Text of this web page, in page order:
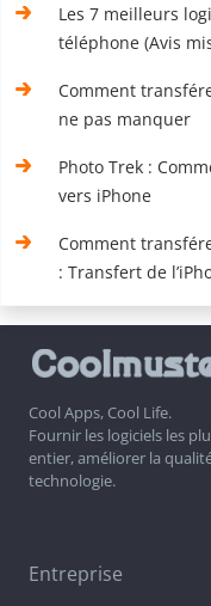
Les 7 meilleurs
téléphone (Avis
Comment
ne pas manquer
Photo Trek :
vers iPhone
Comment
: Transfert de
Cool Apps, Cool Life.
Fournir les logiciels les
entier, améliorer la
technologie.
Entreprise